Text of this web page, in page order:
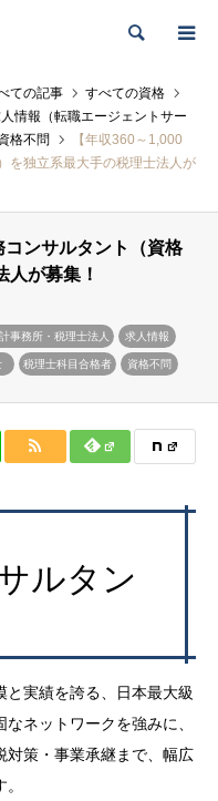
検索
ての記事
すべての資格
情報（転職エージェントサー
格不問
【年収360～1,000
を独立系最大手の税理士法人が
コンサルタント（資格
人が募集！
事務所・税理士法人 求人情報
税理士科目合格者 資格不問
ルタン
実績を誇る、日本最大級
ネットワークを強みに、
対策・事業承継まで、幅広